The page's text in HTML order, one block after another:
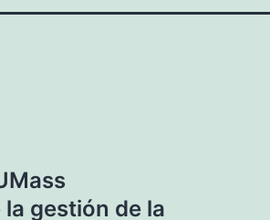
gestión de la